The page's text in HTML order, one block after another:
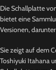
Die Schallplatte
bietet eine
Versionen,
Sie zeigt auf dem
Toshiyuki Itahana